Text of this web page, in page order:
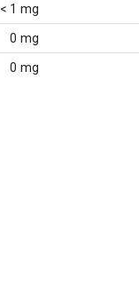
< 1 mg
0 mg
0 mg